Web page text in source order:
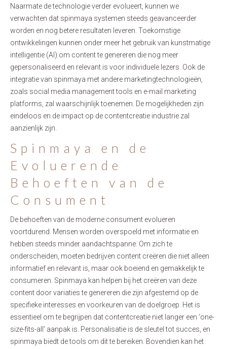
Naarmate de technologie verder evolueert, kunnen we
verwachten dat spinmaya systemen steeds geavanceerder
worden en nog betere resultaten leveren. Toekomstige
ontwikkelingen kunnen onder meer het gebruik van kunstmatige
intelligentie (AI) om content te genereren die nog meer
gepersonaliseerd en relevant is voor individuele lezers. Ook de
integratie van spinmaya met andere marketingtechnologieën,
zoals social media management tools en e-mail marketing
platforms, zal waarschijnlijk toenemen. De mogelijkheden zijn
eindeloos en de impact op de contentcreatie industrie zal
aanzienlijk zijn.
Spinmaya en de
Evoluerende
Behoeften van de
Consument
De behoeften van de moderne consument evolueren
voortdurend. Mensen worden overspoeld met informatie en
hebben steeds minder aandachtspanne. Om zich te
onderscheiden, moeten bedrijven content creëren die niet alleen
informatief en relevant is, maar ook boeiend en gemakkelijk te
consumeren. Spinmaya kan helpen bij het creëren van deze
content door variaties te genereren die zijn afgestemd op de
specifieke interesses en voorkeuren van de doelgroep. Het is
essentieel om te begrijpen dat contentcreatie niet langer een ‘one-
size-fits-all’ aanpak is. Personalisatie is de sleutel tot succes, en
spinmaya biedt de tools om dit te bereiken. Bovendien kan het